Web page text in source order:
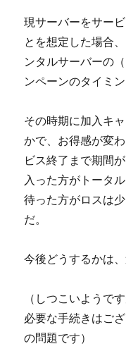
現サーバーをサー
とを想定した場合
ンタルサーバーの
ンペーンのタイミン
その時期に加入キ
かで、お得感が変
ビス終了まで期間
入った方がトータ
待った方がロスは
だ。
今後どうするかは
（しつこいようで
必要な手続きはご
の問題です）